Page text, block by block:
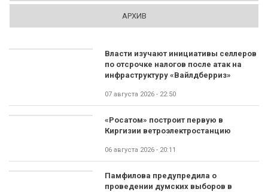
АРХИВ
Власти изучают инициативы селлеров
по отсрочке налогов после атак на
инфраструктуру «Вайлдберриз»
07 августа 2026 - 22:50
«Росатом» построит первую в
Киргизии ветроэлектростанцию
06 августа 2026 - 20:11
Памфилова предупредила о
проведении думских выборов в